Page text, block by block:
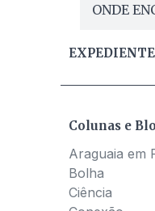
ONDE
EXPEDIENTE
Colunas e
Araguaia em
Bolha
Ciência